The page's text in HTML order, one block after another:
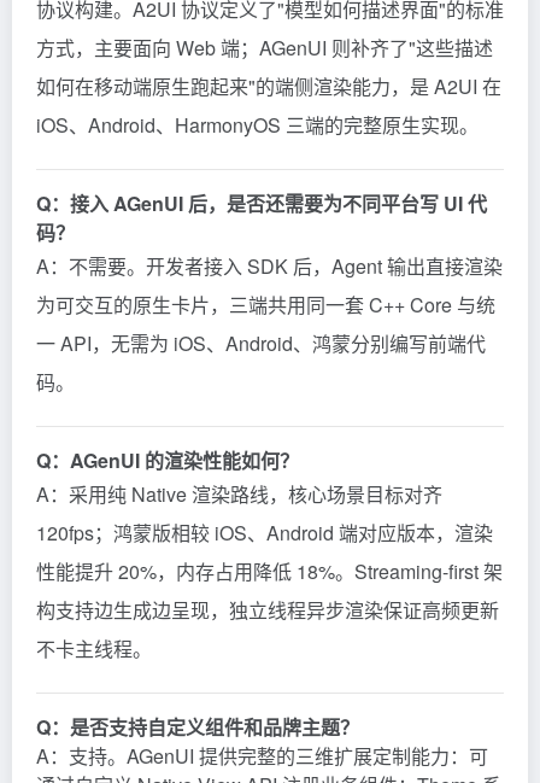
协议构建。A2UI 协议定义了"模型如何描述界面"的标准
方式，主要面向 Web 端；AGenUI 则补齐了"这些描述
如何在移动端原生跑起来"的端侧渲染能力，是 A2UI 在
iOS、Android、HarmonyOS 三端的完整原生实现。
Q：接入 AGenUI 后，是否还需要为不同平台写 UI 代
码？
A：不需要。开发者接入 SDK 后，Agent 输出直接渲染
为可交互的原生卡片，三端共用同一套 C++ Core 与统
一 API，无需为 iOS、Android、鸿蒙分别编写前端代
码。
Q：AGenUI 的渲染性能如何？
A：采用纯 Native 渲染路线，核心场景目标对齐
120fps；鸿蒙版相较 iOS、Android 端对应版本，渲染
性能提升 20%，内存占用降低 18%。Streaming-first 架
构支持边生成边呈现，独立线程异步渲染保证高频更新
不卡主线程。
Q：是否支持自定义组件和品牌主题？
A：支持。AGenUI 提供完整的三维扩展定制能力：可